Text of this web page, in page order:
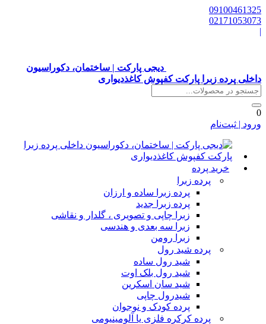
دیجی پارکت | ساختمان، دکوراسیون
پرده زبرا پارکت کفپوش کاغذدیواری
| ثبت‌نام
خرید پرده
پرده زبرا
پرده زبرا ساده و ارزان
پرده زبرا جدید
زبرا چاپی و تصویری ، گلدار و نقاشی
زبرا سه بعدی و هندسی
زبرا رومن
پرده شید رول
شید رول ساده
شید رول بلک اوت
شید سان اسکرین
شیدرول چاپی
پرده کودک و نوجوان
پرده کرکره فلزی یا آلومینیومی